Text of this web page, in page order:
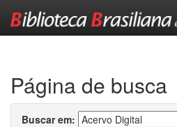
Página de busca
Buscar em: